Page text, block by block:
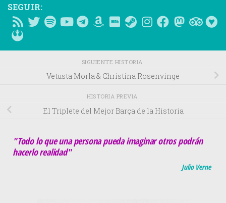
SEGUIR:
SIGUIENTE HISTORIA
Vetusta Morla & Christina Rosenvinge
HISTORIA PREVIA
El Triplete del Mejor Barça de la Historia
"Todo lo que una persona pueda imaginar otros podrán
hacerlo realidad"
Julio Verne